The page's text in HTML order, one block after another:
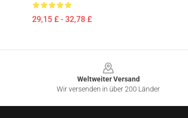
29,15 £ - 32,78 £
Weltweiter Versand
Wir versenden in über 200 Länder